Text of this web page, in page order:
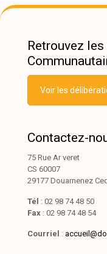
Retrouvez
Voir les
Contactez-
75 Rue Ar veret
CS 60007
29177 Douarnenez
Tél : 02 98 74 48 50
Fax : 02 98 74 48 54
Courriel :